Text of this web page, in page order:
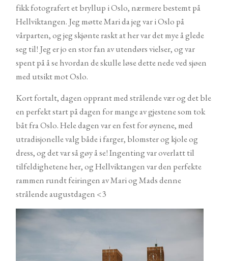
fikk fotografert et bryllup i Oslo, nærmere bestemt på
Hellviktangen. Jeg møtte Mari da jeg var i Oslo på
vårparten, og jeg skjønte raskt at her var det mye å glede
seg til! Jeg er jo en stor fan av utendørs vielser, og var
spent på å se hvordan de skulle løse dette nede ved sjøen
med utsikt mot Oslo.
Kort fortalt, dagen opprant med strålende vær og det ble
en perfekt start på dagen for mange av gjestene som tok
båt fra Oslo. Hele dagen var en fest for øynene, med
utradisjonelle valg både i farger, blomster og kjole og
dress, og det var så gøy å se! Ingenting var overlatt til
tilfeldighetene her, og Hellviktangen var den perfekte
rammen rundt feiringen av Mari og Mads denne
strålende augustdagen <3